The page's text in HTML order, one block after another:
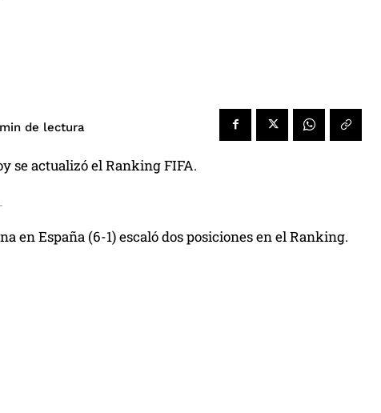
min de lectura
se actualizó el Ranking FIFA.
en España (6-1) escaló dos posiciones en el Ranking.